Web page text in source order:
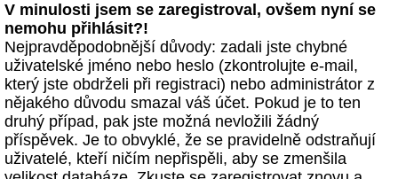
V minulosti jsem se zaregistroval, ovšem nyní se
nemohu přihlásit?!
Nejpravděpodobnější důvody: zadali jste chybné
uživatelské jméno nebo heslo (zkontrolujte e-mail,
který jste obdrželi při registraci) nebo administrátor z
nějakého důvodu smazal váš účet. Pokud je to ten
druhý případ, pak jste možná nevložili žádný
příspěvek. Je to obvyklé, že se pravidelně odstraňují
uživatelé, kteří ničím nepřispěli, aby se zmenšila